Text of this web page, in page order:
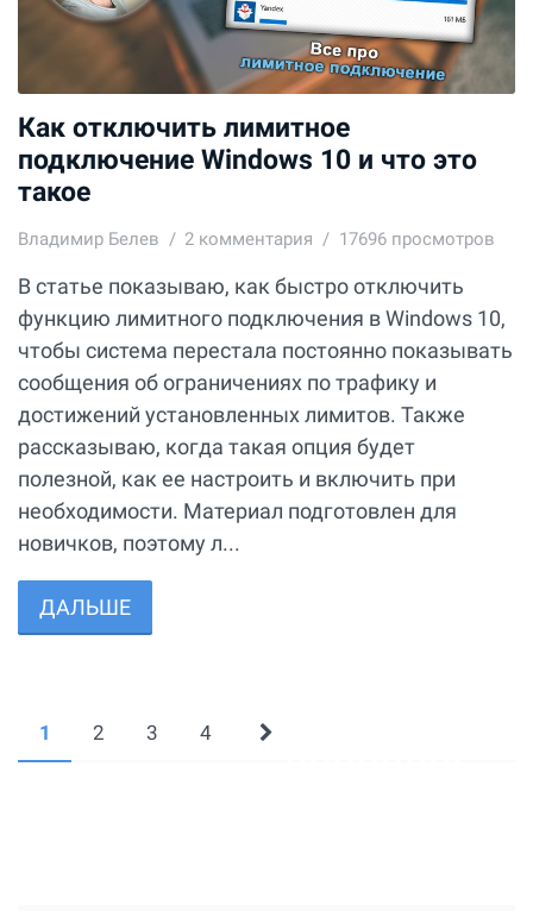
Как отключить лимитное
подключение Windows 10 и что это
такое
Владимир Белев 2 комментария 17696 просмотров
В статье показываю, как быстро отключить
функцию лимитного подключения в Windows 10,
чтобы система перестала постоянно показывать
сообщения об ограничениях по трафику и
достижений установленных лимитов. Также
рассказываю, когда такая опция будет
полезной, как ее настроить и включить при
необходимости. Материал подготовлен для
новичков, поэтому л...
ДАЛЬШЕ
1 2 3 4